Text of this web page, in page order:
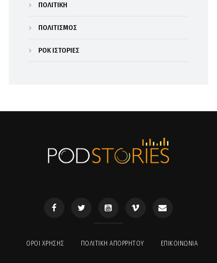
ΠΟΛΙΤΙΚΗ
ΠΟΛΙΤΙΣΜΟΣ
ΡΟΚ ΙΣΤΟΡΙΕΣ
ΟΡΟΙ ΧΡΉΣΗΣ ΠΟΛΙΤΙΚΉ ΑΠΟΡΡΉΤΟΥ ΕΠΙΚΟΙΝΩΝΊΑ